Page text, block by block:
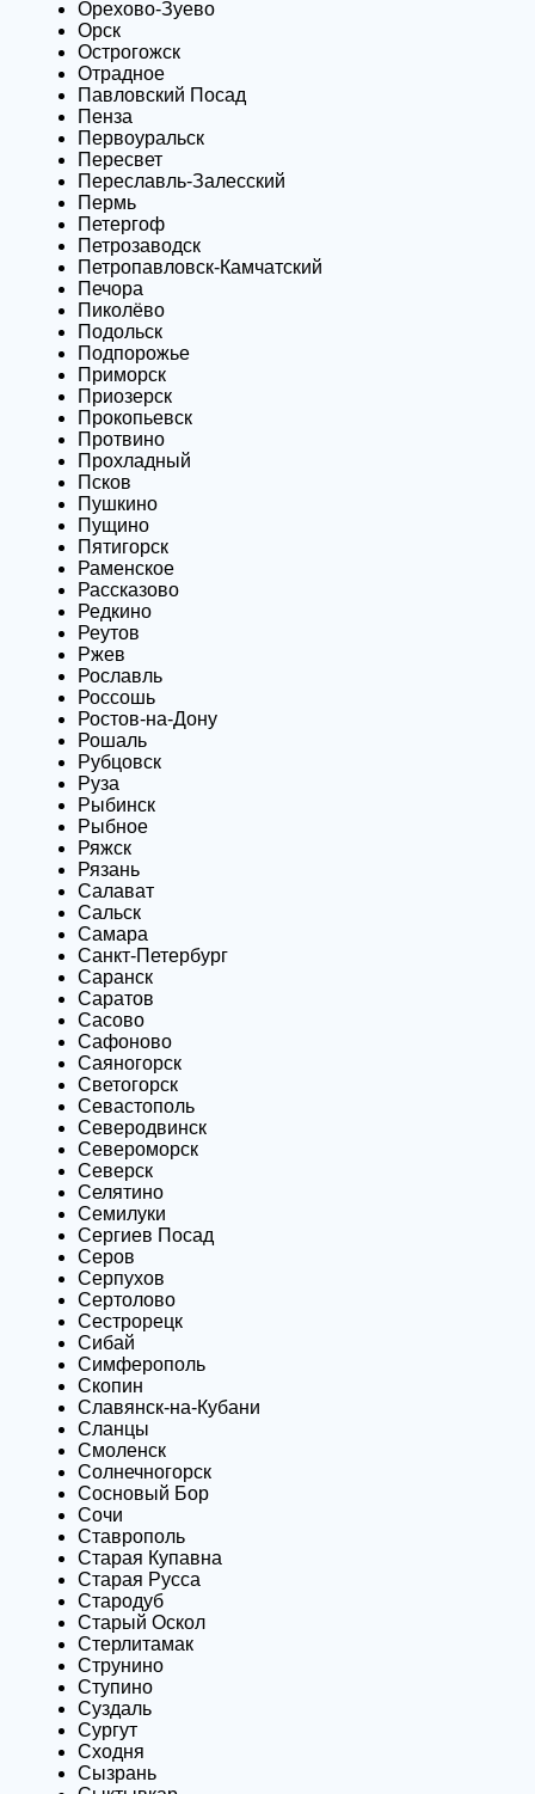
Орехово-Зуево
Орск
Острогожск
Отрадное
Павловский Посад
Пенза
Первоуральск
Пересвет
Переславль-Залесский
Пермь
Петергоф
Петрозаводск
Петропавловск-Камчатский
Печора
Пиколёво
Подольск
Подпорожье
Приморск
Приозерск
Прокопьевск
Протвино
Прохладный
Псков
Пушкино
Пущино
Пятигорск
Раменское
Рассказово
Редкино
Реутов
Ржев
Рославль
Россошь
Ростов-на-Дону
Рошаль
Рубцовск
Руза
Рыбинск
Рыбное
Ряжск
Рязань
Салават
Сальск
Самара
Санкт-Петербург
Саранск
Саратов
Сасово
Сафоново
Саяногорск
Светогорск
Севастополь
Северодвинск
Североморск
Северск
Селятино
Семилуки
Сергиев Посад
Серов
Серпухов
Сертолово
Сестрорецк
Сибай
Симферополь
Скопин
Славянск-на-Кубани
Сланцы
Смоленск
Солнечногорск
Сосновый Бор
Сочи
Ставрополь
Старая Купавна
Старая Русса
Стародуб
Старый Оскол
Стерлитамак
Струнино
Ступино
Суздаль
Сургут
Сходня
Сызрань